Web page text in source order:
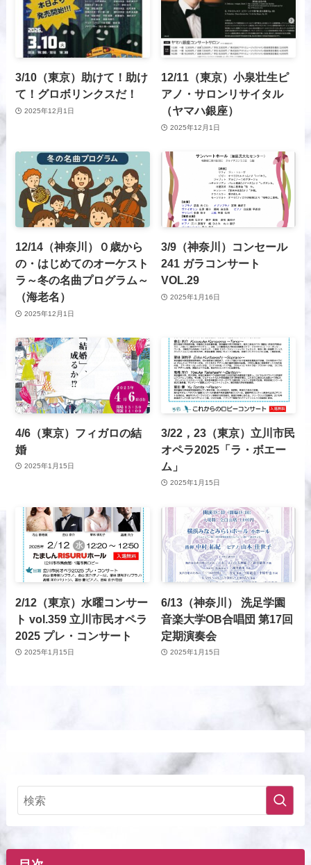
3/10（東京）助けて！助け
て！グロボリンクスだ！
2025年12月1日
12/11（東京）小泉壮生ピ
アノ・サロンリサイタル
（ヤマハ銀座）
2025年12月1日
12/14（神奈川）０歳から
の・はじめてのオーケスト
ラ～冬の名曲プログラム～
（海老名）
2025年12月1日
3/9（神奈川）コンセール
241 ガラコンサート
VOL.29
2025年1月16日
4/6（東京）フィガロの結
婚
2025年1月15日
3/22，23（東京）立川市民
オペラ2025「ラ・ボエー
ム」
2025年1月15日
2/12（東京）水曜コンサー
ト vol.359 立川市民オペラ
2025 プレ・コンサート
2025年1月15日
6/13（神奈川） 洗足学園
音楽大学OB合唱団 第17回
定期演奏会
2025年1月15日